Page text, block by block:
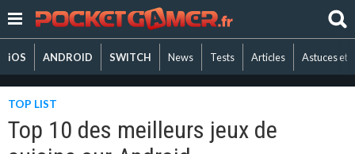
iOS ANDROID SWITCH News Tests Articles Astuces et
TOP LIST
Top 10 des meilleurs jeux de